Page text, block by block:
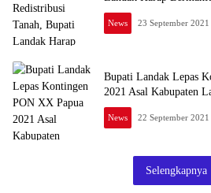
News 23 September 2021
Bupati Landak Lepas
2021 Asal Kabupaten
News 22 September 2021
Selengkapnya